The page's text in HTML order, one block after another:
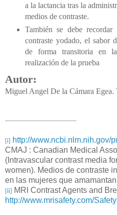
a la lactancia tras la
medios de contraste.
También se debe
contraste yodado, el sabor
de forma transitoria en
realización de la prueba
Autor:
Miguel Angel De la Cámara
[i]
http://www.ncbi.nlm.nih.gov/
CMAJ : Canadian Medical
(Intravascular contrast media
women). Medios de contraste
en las mujeres que amamantan
[ii]
MRI Contrast Agents and
http://www.mrisafety.com/